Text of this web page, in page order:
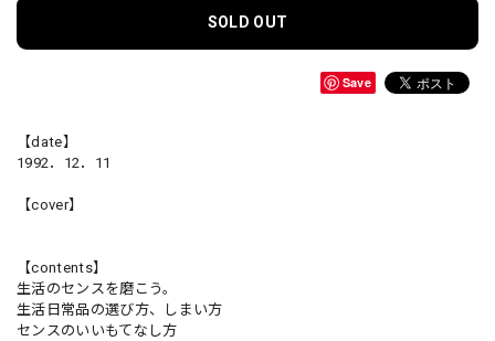
SOLD OUT
Save
【date】
1992．12．11
【cover】
【contents】
生活のセンスを磨こう。
生活日常品の選び方、しまい方
センスのいいもてなし方